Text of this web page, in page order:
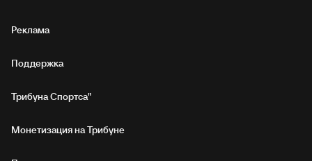
Реклама
Поддержка
Трибуна Спортса"
Монетизация на Трибуне